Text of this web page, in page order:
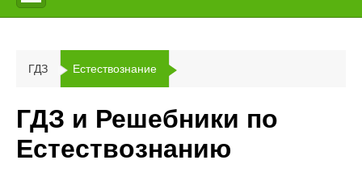
ГДЗ Естествознание
ГДЗ и Решебники по
Естествознанию